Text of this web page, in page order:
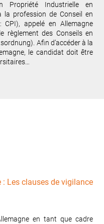
Propriété Industrielle en
la profession de Conseil en
CPI), appelé en Allemagne
règlement des Conseils en
Afin d’accéder à la
le candidat doit être
Les clauses de vigilance
en tant que cadre